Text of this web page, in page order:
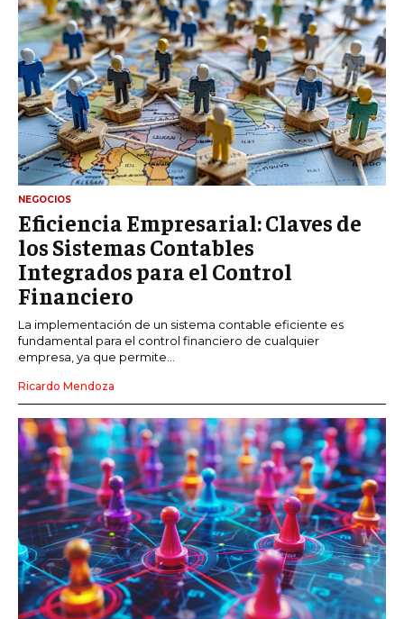
NEGOCIOS
Eficiencia Empresarial: Claves de
los Sistemas Contables
Integrados para el Control
Financiero
La implementación de un sistema contable eficiente es
fundamental para el control financiero de cualquier
empresa, ya que permite...
Ricardo Mendoza